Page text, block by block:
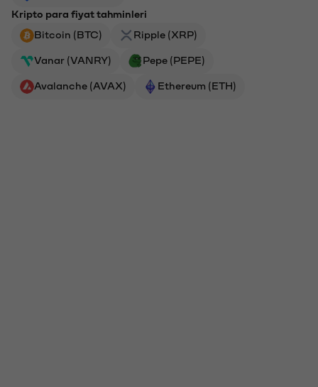
Kripto para fiyat tahminleri
Bitcoin (BTC)
Ripple (XRP)
Vanar (VANRY) Pepe (PEPE)
Avalanche (AVAX) Ethereum (ETH)